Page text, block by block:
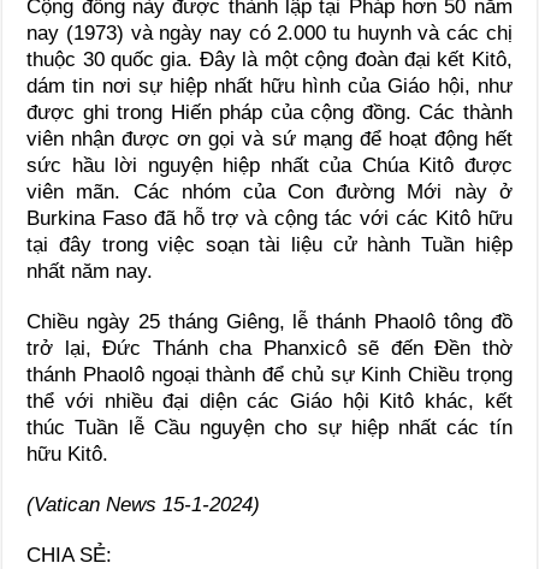
Cộng đồng này được thành lập tại Pháp hơn 50 năm
nay (1973) và ngày nay có 2.000 tu huynh và các chị
thuộc 30 quốc gia. Đây là một cộng đoàn đại kết Kitô,
dám tin nơi sự hiệp nhất hữu hình của Giáo hội, như
được ghi trong Hiến pháp của cộng đồng. Các thành
viên nhận được ơn gọi và sứ mạng để hoạt động hết
sức hầu lời nguyện hiệp nhất của Chúa Kitô được
viên mãn. Các nhóm của Con đường Mới này ở
Burkina Faso đã hỗ trợ và cộng tác với các Kitô hữu
tại đây trong việc soạn tài liệu cử hành Tuần hiệp
nhất năm nay.
Chiều ngày 25 tháng Giêng, lễ thánh Phaolô tông đồ
trở lại, Đức Thánh cha Phanxicô sẽ đến Đền thờ
thánh Phaolô ngoại thành để chủ sự Kinh Chiều trọng
thể với nhiều đại diện các Giáo hội Kitô khác, kết
thúc Tuần lễ Cầu nguyện cho sự hiệp nhất các tín
hữu Kitô.
(Vatican News 15-1-2024)
CHIA SẺ: